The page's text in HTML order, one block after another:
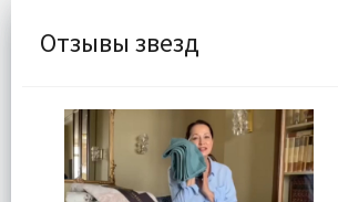
Отзывы звезд